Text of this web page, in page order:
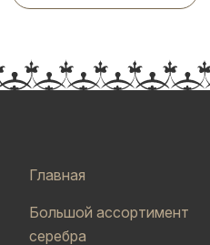
Главная
Большой ассортимент
серебра